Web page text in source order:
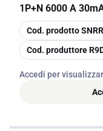
1P+N 6000 A
copia
Cod. prodotto
copia
Cod. produttore
Accedi per